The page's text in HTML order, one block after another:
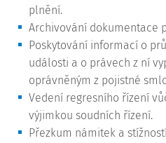
plnění.
Archivování dokumentace
Poskytování informací o
události a o právech z ní
oprávněným z pojistné
Vedení regresního řízení
výjimkou soudních řízení.
Přezkum námitek a